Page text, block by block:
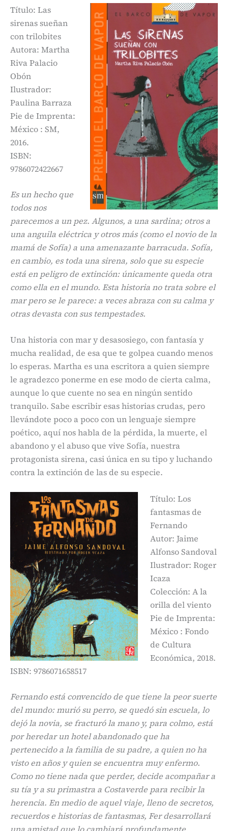
Título: Las
sirenas sueñan
con trilobites
Autora: Martha
Riva Palacio
Obón
Ilustrador:
Paulina Barraza
Pie de Imprenta:
México : SM,
2016.
ISBN:
9786072422667
Es un hecho que
todos nos
parecemos a un pez. Algunos, a una sardina; otros a
una anguila eléctrica y otros más (como el novio de la
mamá de Sofía) a una amenazante barracuda. Sofía,
en cambio, es toda una sirena, solo que su especie
está en peligro de extinción: únicamente queda otra
como ella en el mundo. Esta historia no trata sobre el
mar pero se le parece: a veces abraza con su calma y
otras devasta con sus tempestades.
Una historia con mar y desasosiego, con fantasía y
mucha realidad, de esa que te golpea cuando menos
lo esperas. Martha es una escritora a quien siempre
le agradezco ponerme en ese modo de cierta calma,
aunque lo que cuente no sea en ningún sentido
tranquilo. Sabe escribir esas historias crudas, pero
llevándote poco a poco con un lenguaje siempre
poético, aquí nos habla de la pérdida, la muerte, el
abandono y el abuso que vive Sofía, nuestra
protagonista sirena, casi única en su tipo y luchando
contra la extinción de las de su especie.
Título: Los
fantasmas de
Fernando
Autor: Jaime
Alfonso Sandoval
Ilustrador: Roger
Icaza
Colección: A la
orilla del viento
Pie de Imprenta:
México : Fondo
de Cultura
Económica, 2018.
ISBN: 9786071658517
Fernando está convencido de que tiene la peor suerte
del mundo: murió su perro, se quedó sin escuela, lo
dejó la novia, se fracturó la mano y, para colmo, está
por heredar un hotel abandonado que ha
pertenecido a la familia de su padre, a quien no ha
visto en años y quien se encuentra muy enfermo.
Como no tiene nada que perder, decide acompañar a
su tía y a su primastra a Costaverde para recibir la
herencia. En medio de aquel viaje, lleno de secretos,
recuerdos e historias de fantasmas, Fer desarrollará